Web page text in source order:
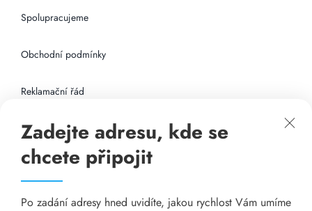
Spolupracujeme
Obchodní podmínky
Reklamační řád
Připojení k internetu
Odkazy
Katalog A-seznam.cz
Zadejte adresu, kde se
chcete připojit
Po zadání adresy hned uvidíte, jakou rychlost Vám umíme